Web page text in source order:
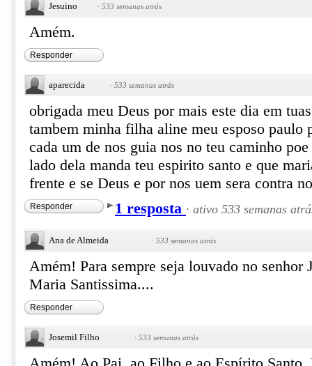
Jesuino · 533 semanas atrás
Amém.
Responder
aparecida · 533 semanas atrás
obrigada meu Deus por mais este dia em
tambem minha filha aline meu esposo paulo
cada um de nos guia nos no teu caminho
lado dela manda teu espirito santo e que
frente e se Deus e por nos uem sera contra
Responder 1 resposta · ativo 533 semanas
Ana de Almeida · 533 semanas atrás
Amém! Para sempre seja louvado no senhor
Maria Santissima....
Responder
Josemil Filho · 533 semanas atrás